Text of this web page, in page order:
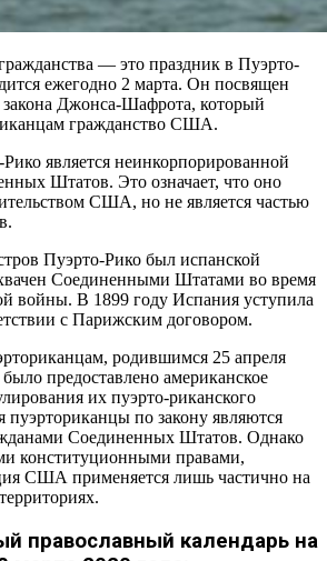
— это праздник в Пуэрто-
ежегодно 2 марта. Он посвящен
Джонса-Шафрота, который
гражданство США.
является неинкорпорированной
Штатов. Это означает, что оно
США, но не является частью
Пуэрто-Рико был испанской
Соединенными Штатами во время
войны. В 1899 году Испания уступила
с Парижским договором.
родившимся 25 апреля
предоставлено американское
их пуэрто-риканского
пуэрториканцы по закону являются
Соединенных Штатов. Однако
конституционными правами,
США применяется лишь частично на
православный календарь на